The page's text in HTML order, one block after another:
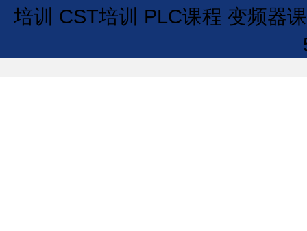
培训 CST培训 PLC课程 变频器